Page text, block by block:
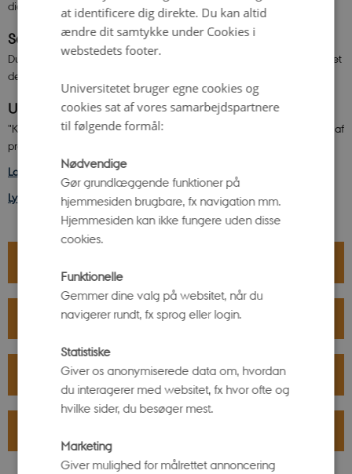
digitalt – og hvad vi vælger at skjule.
Se andres svar – og giv dit eget
Du kan også gå på opdagelse i, hvordan andre gæster har visualiseret
deres online-jeg – og selv bidrage med en tegning.
Unge har sat retningen
"Kroppen som data" er udviklet i tæt samarbejde med unge som del af
projektet
Læs mere om projektet Giv de unge ordet
Lyt til projektets podcast-serie "Dig og dine data".
PRAKTISK INFORMATION
PLANLÆG BESØG
at identificere dig direkte. Du kan altid
ændre dit samtykke under Cookies i
webstedets footer.
Universitetet bruger egne cookies og
cookies sat af vores samarbejdspartnere
til følgende formål:
Nødvendige
Gør grundlæggende funktioner på
hjemmesiden brugbare, fx navigation mm.
Hjemmesiden kan ikke fungere uden disse
cookies.
Funktionelle
Gemmer dine valg på websitet, når du
navigerer rundt, fx sprog eller login.
Statistiske
Giver os anonymiserede data om, hvordan
du interagerer med websitet, fx hvor ofte og
hvilke sider, du besøger mest.
Marketing
Giver mulighed for målrettet annoncering